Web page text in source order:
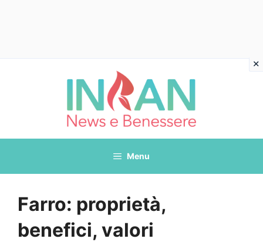
Menu
Farro: proprietà,
benefici, valori